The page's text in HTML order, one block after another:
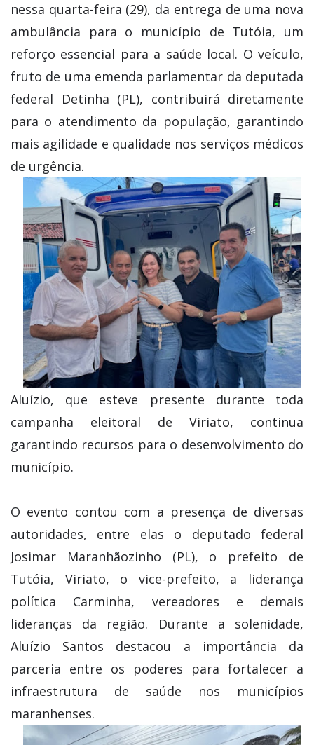
nessa quarta-feira (29), da entrega de uma nova
ambulância para o município de Tutóia, um
reforço essencial para a saúde local. O veículo,
fruto de uma emenda parlamentar da deputada
federal Detinha (PL), contribuirá diretamente
para o atendimento da população, garantindo
mais agilidade e qualidade nos serviços médicos
de urgência.
Aluízio, que esteve presente durante toda
campanha eleitoral de Viriato, continua
garantindo recursos para o desenvolvimento do
município.
O evento contou com a presença de diversas
autoridades, entre elas o deputado federal
Josimar Maranhãozinho (PL), o prefeito de
Tutóia, Viriato, o vice-prefeito, a liderança
política Carminha, vereadores e demais
lideranças da região. Durante a solenidade,
Aluízio Santos destacou a importância da
parceria entre os poderes para fortalecer a
infraestrutura de saúde nos municípios
maranhenses.